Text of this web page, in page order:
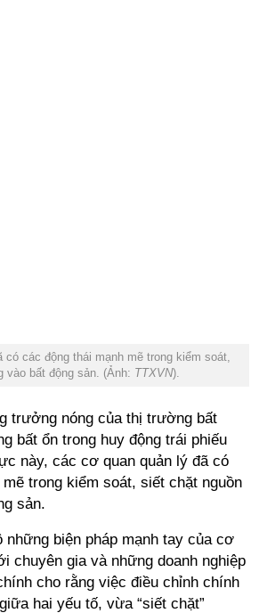
có các động thái mạnh mẽ trong kiểm soát,
vào bất động sản. (Ảnh: TTXVN).
trưởng nóng của thị trường bất
bất ổn trong huy động trái phiếu
này, các cơ quan quản lý đã có
trong kiểm soát, siết chặt nguồn
sản.
những biện pháp mạnh tay của cơ
chuyên gia và những doanh nghiệp
cho rằng việc điều chỉnh chính
hai yếu tố, vừa “siết chặt”